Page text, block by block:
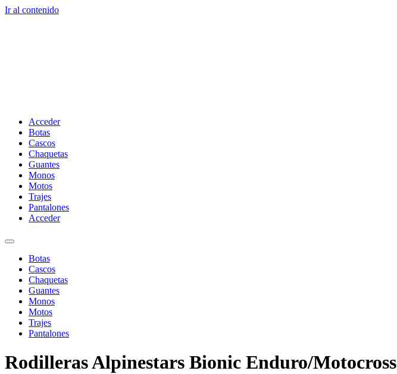
Ir al contenido
Acceder
Botas
Cascos
Chaquetas
Guantes
Monos
Motos
Trajes
Pantalones
Acceder
Botas
Cascos
Chaquetas
Guantes
Monos
Motos
Trajes
Pantalones
Rodilleras Alpinestars Bionic Enduro/Motocross